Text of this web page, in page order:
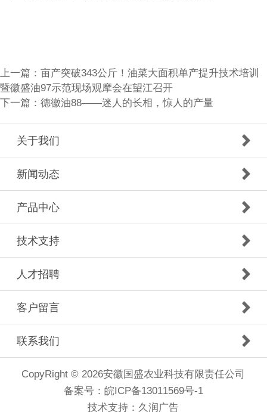
上一篇： 亩产突破343公斤！油菜大面积单产提升技术培训
暨徽盛油97示范现场观摩会在望江召开
下一篇： 德徽油88——迷人的长相，惊人的产量
关于我们
新闻动态
产品中心
技术支持
人才招聘
客户留言
联系我们
CopyRight © 2026安徽国盛农业科技有限责任公司
备案号： 皖ICP备13011569号-1
技术支持： 久润广告